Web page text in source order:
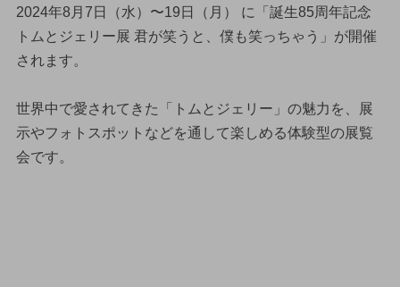
2024年8月7日（水）〜19日（月） に「誕生85周年記念
トムとジェリー展 君が笑うと、僕も笑っちゃう」が開催
されます。
世界中で愛されてきた「トムとジェリー」の魅力を、展
示やフォトスポットなどを通して楽しめる体験型の展覧
会です。